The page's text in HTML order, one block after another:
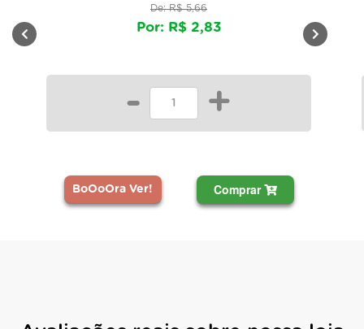
De: R$ 5,66
Por: R$ 2,83
- +
BoOoOra Ver! Comprar